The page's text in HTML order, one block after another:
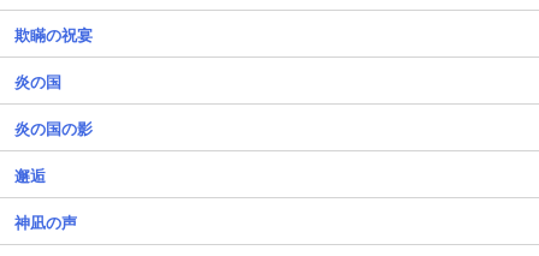
欺瞞の祝宴
炎の国
炎の国の影
邂逅
神凪の声